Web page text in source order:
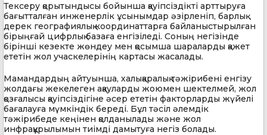
Тексеру қорытындысы бойынша қауіпсіздікті арттыруға
бағытталған инженерлік ұсынымдар әзірленіп, барлық
дерек географиялық координаттарға байланыстырылған
бірыңғай цифрлық базаға енгізіледі. Соның негізінде
бірінші кезекте жөндеу мен қосымша шараларды қажет
ететін жол учаскелерінің картасы жасалады.
Мамандардың айтуынша, халықаралық тәжірибені енгізу
жолдағы жекелеген ақауларды жоюмен шектелмей, жол
қозғалысы қауіпсіздігіне әсер ететін факторларды жүйелі
бағалауға мүмкіндік береді. Бұл тәсіл әлемдік
тәжірибеде кеңінен қолданылады және жол
инфрақұрылымын тиімді дамытуға негіз болады.